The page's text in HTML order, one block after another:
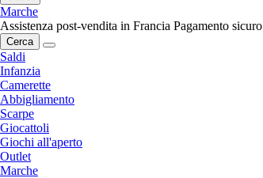
Marche
Assistenza post-vendita in Francia Pagamento sicuro
Cerca
Saldi
Infanzia
Camerette
Abbigliamento
Scarpe
Giocattoli
Giochi all'aperto
Outlet
Marche